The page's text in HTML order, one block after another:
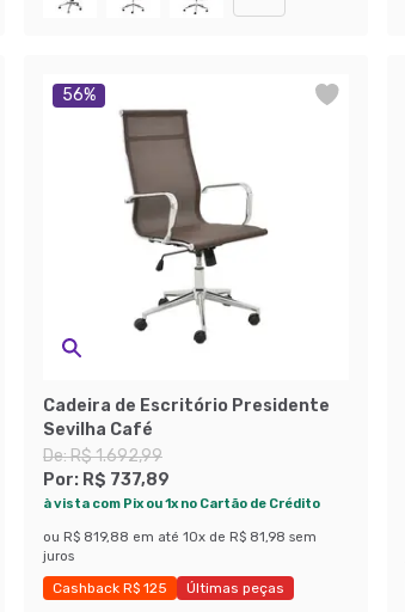
56%
Cadeira de Escritório Presidente
Sevilha Café
De:R$ 1.692,99
Por: R$ 737,89
à vista com Pix ou 1x no Cartão de Crédito
ou R$ 819,88 em até 10x de R$ 81,98 sem
juros
Cashback R$ 125
Últimas peças